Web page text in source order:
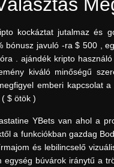
kockáztat jutalmaz és
bónusz javuló -ra $ 500 ,
. ajándék kripto
kiváló minőségű
emberi kapcsolat
$ ötök )
YBets van ahol a
a funkciókban gazdag
és lebilincselő
egység búvárok iránytű a